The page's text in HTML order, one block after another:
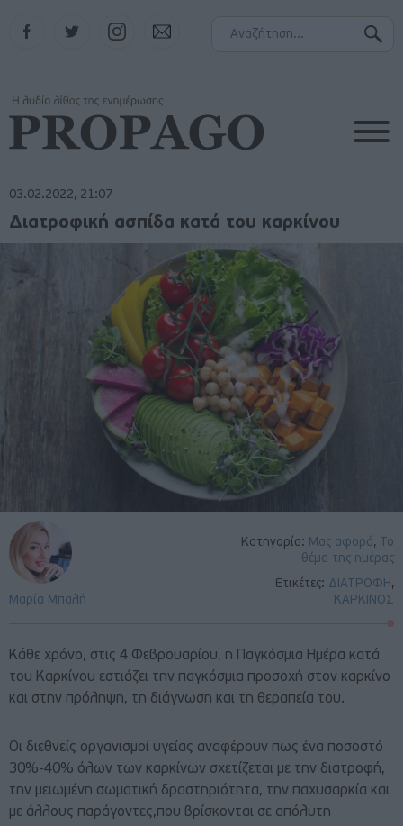
Instagram
03.02.2022, 21:07
Κατηγορία: Μας αφορά, Το
θέμα της ημέρας
Ετικέτες: ΔΙΑΤΡΟΦΗ,
ΚΑΡΚΙΝΟΣ
Μαρία Μπαλή
Διατροφική ασπίδα κατά του καρκίνου
Κάθε χρόνο, στις 4 Φεβρουαρίου, η Παγκόσμια Ημέρα κατά
του Καρκίνου εστιάζει την παγκόσμια προσοχή στον καρκίνο
και στην πρόληψη, τη διάγνωση και τη θεραπεία του.
Οι διεθνείς οργανισμοί υγείας αναφέρουν πως ένα ποσοστό
30%-40% όλων των καρκίνων σχετίζεται με την διατροφή,
την μειωμένη σωματική δραστηριότητα, την παχυσαρκία και
με άλλους παράγοντες,που βρίσκονται σε απόλυτη